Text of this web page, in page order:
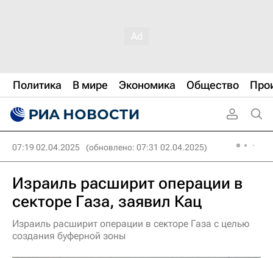
Политика В мире Экономика Общество
07:19 02.04.2025 (обновлено: 07:31 02.04.2025)
Израиль расширит операции в
секторе Газа, заявил Кац
Израиль расширит операции в секторе Газа с целью
создания буферной зоны